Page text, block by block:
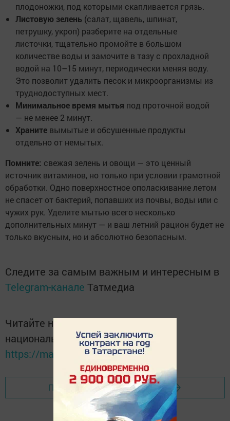
плодоножки, под которыми скапливается грязь.
Листовую зелень (салат, щавель, шпинат,
петрушку, укроп) разберите на отдельные
листочки, тщательно промойте в большом
количестве воды и замочите в тазу с прохладной
водой на 10–15 минут, периодически меняя воду.
Это позволит удалить песок и микроорганизмы из
труднодоступных мест.
Минимальное время мытья под проточной водой
— не менее 2 минут.
Храните вымытые и обсушенные продукты
отдельно от немытых.
Помните: свежая зелень и овощи — это ценный
источник витаминов, но только при условии грамотной
обработки. Одно поверхностное ополаскивание летом
не спасет от бактерий, попавших из почвы, воды или с
чужих рук. Уделите мытью всего несколько
дополнительных минут — и ваш летний рацион будет не
только вкусным, но и абсолютно безопасным.
Следите за самым важным и интересным в
Telegram-канале Татмедиа
Читайте новости Татарстана в
национальном мессенджере MАХ:
https://max.ru/tatmedia
Перейти на страницу новости